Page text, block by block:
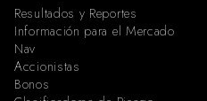
Resultados y Reportes
Información para el Mercado
Nav
Accionistas
Bonos